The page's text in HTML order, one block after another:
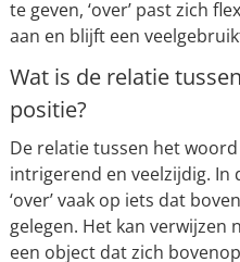
te geven, ‘over’ past zich
aan en blijft een
Wat is de relatie
positie?
De relatie tussen het woord
intrigerend en veelzijdig.
‘over’ vaak op iets dat
gelegen. Het kan verwijzen
een object dat zich